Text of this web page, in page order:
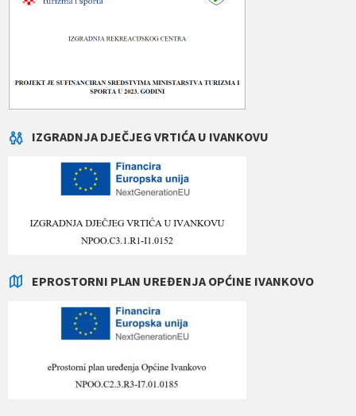
IZGRADNJA DJEČJEG VRTIĆA U IVANKOVU
EPROSTORNI PLAN UREĐENJA OPĆINE IVANKOVO